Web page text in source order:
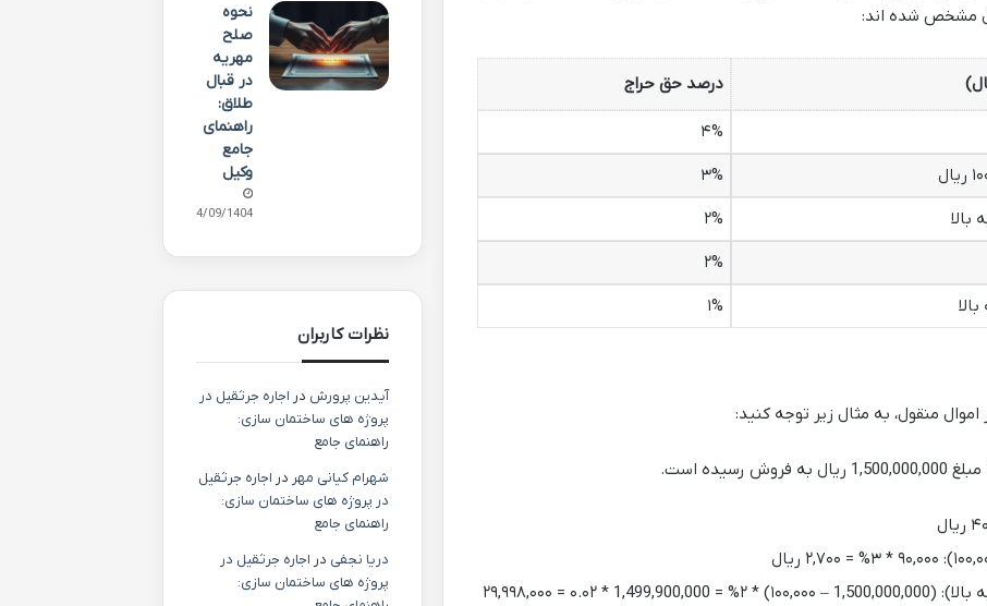
مشخص شده اند:
درصد حق حراج
۴%
۳%
۲%
۲%
۱%
منقول، به مثال زیر توجه کنید:
است.
برای باقیمانده مبلغ (از ۱۰۰,۰۰۱ ریال به بالا): (1,500,000,000 – ۱۰۰,۰۰۰) * ۲% = 1,499,900,000 * ۰.۰۲ = ۲۹,۹۹۸,۰۰۰
نحوه
صلح
مهریه
در قبال
طلاق:
راهنمای
جامع
وکیل
24/09/1404
نظرات کاربران
آیدین پرورش در اجاره جرثقیل در
پروژه های ساختمان سازی:
راهنمای جامع
شهرام کیانی مهر در اجاره جرثقیل
در پروژه های ساختمان سازی:
راهنمای جامع
دریا نجفی در اجاره جرثقیل در
پروژه های ساختمان سازی: